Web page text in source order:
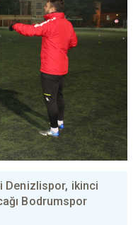
Denizlispor, ikinci
Bodrumspor